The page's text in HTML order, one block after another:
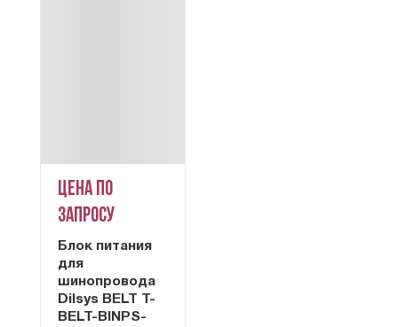
Цена по
запросу
Блок питания
для
шинопровода
Dilsys BELT T-
BELT-BINPS-